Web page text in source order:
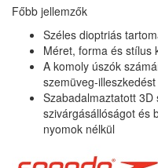
Főbb jellemzők
Széles dioptriás
Méret, forma és stílus
A komoly úszók
szemüveg-
Szabadalmaztatott
szivárgásállóságot és
nyomok nélkül